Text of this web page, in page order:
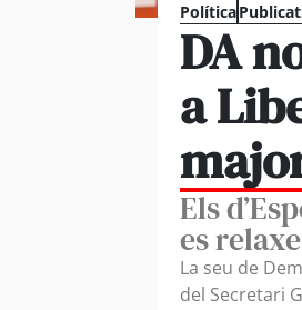
Política
DA
a
Els
es
La seu de
del Secretari